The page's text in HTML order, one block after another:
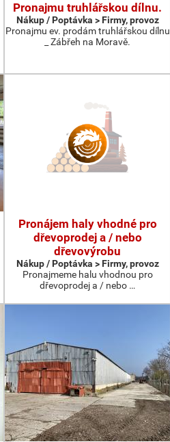
Pronajmu truhlářskou dílnu.
Nákup / Poptávka > Firmy, provoz
Pronajmu ev. prodám truhlářskou dílnu
_ Zábřeh na Moravě.
Pronájem haly vhodné pro
dřevoprodej a / nebo
dřevovýrobu
Nákup / Poptávka > Firmy, provoz
Pronajmeme halu vhodnou pro
dřevoprodej a / nebo …